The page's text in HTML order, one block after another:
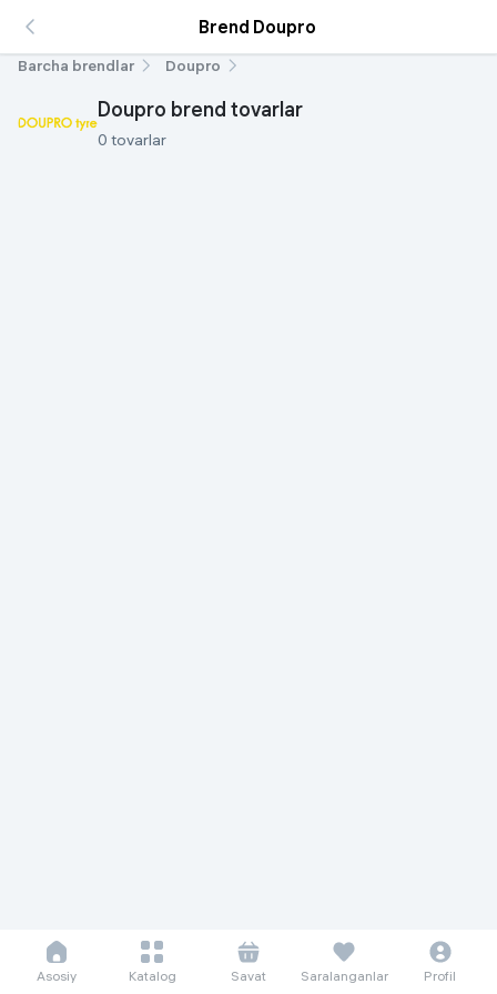
Brend Doupro
Barcha brendlar Doupro
Doupro brend tovarlar
0 tovarlar
Asosiy Katalog Savat Saralanganlar Profil